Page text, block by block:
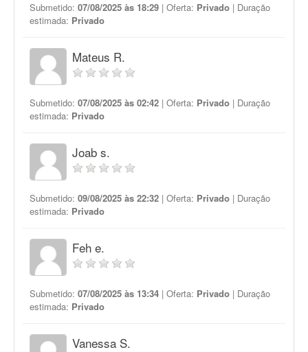
Submetido: 07/08/2025 às 18:29 | Oferta: Privado | Duração
estimada: Privado
Mateus R.
Submetido: 07/08/2025 às 02:42 | Oferta: Privado | Duração
estimada: Privado
Joab s.
Submetido: 09/08/2025 às 22:32 | Oferta: Privado | Duração
estimada: Privado
Feh e.
Submetido: 07/08/2025 às 13:34 | Oferta: Privado | Duração
estimada: Privado
Vanessa S.